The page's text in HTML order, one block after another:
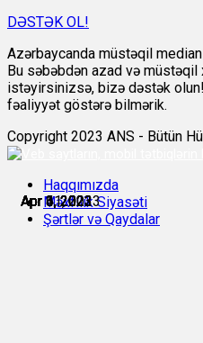
Apr 1, 2023
Apr 3, 2023
Apr 3, 2023
Apr 4, 2023
Apr 6, 2023
Apr 11, 2023
DƏSTƏK OL!
Azərbaycanda müstəqil
Bu səbəbdən azad və müstəqil
istəyirsinizsə, bizə dəstək
fəaliyyət göstərə bilmərik.
Copyright 2023 ANS - Bütün
Haqqımızda
Məxfilik Siyasəti
Şərtlər və Qaydalar